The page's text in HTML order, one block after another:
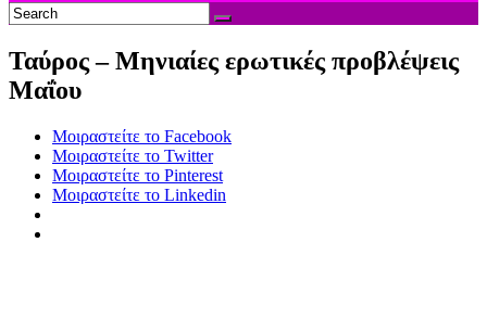
Ταύρος – Μηνιαίες ερωτικές προβλέψεις
Μαΐου
Μοιραστείτε το Facebook
Μοιραστείτε το Twitter
Μοιραστείτε το Pinterest
Μοιραστείτε το Linkedin